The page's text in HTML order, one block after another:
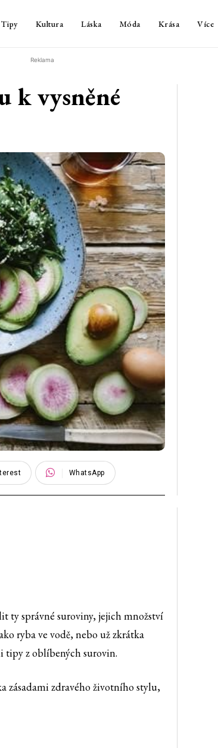
Tipy Kultura Láska Móda Krása Více
Reklama
k vysněné
WhatsApp
ty správné suroviny, jejich množství
ryba ve vodě, nebo už zkrátka
tipy z oblíbených surovin.
zásadami zdravého životního stylu,